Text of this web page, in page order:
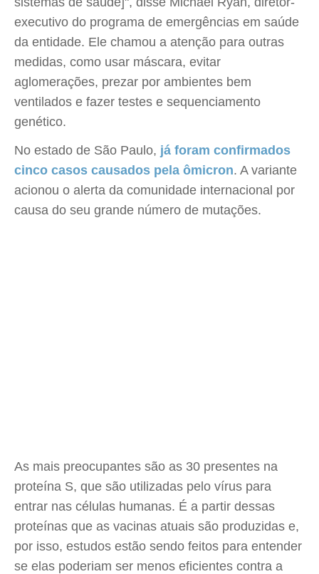
executivo do programa de emergências em saúde
da entidade. Ele chamou a atenção para outras
medidas, como usar máscara, evitar
aglomerações, prezar por ambientes bem
ventilados e fazer testes e sequenciamento
genético.
No estado de São Paulo, já foram confirmados
cinco casos causados pela ômicron. A variante
acionou o alerta da comunidade internacional por
causa do seu grande número de mutações.
As mais preocupantes são as 30 presentes na
proteína S, que são utilizadas pelo vírus para
entrar nas células humanas. É a partir dessas
proteínas que as vacinas atuais são produzidas e,
por isso, estudos estão sendo feitos para entender
se elas poderiam ser menos eficientes contra a